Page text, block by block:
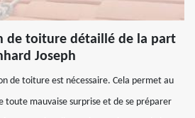
de toiture détaillé de la part
Joseph
de toiture est nécessaire. Cela permet au
toute mauvaise surprise et de se préparer